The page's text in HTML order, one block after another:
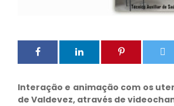
Interação e animação com os
de Valdevez, através de